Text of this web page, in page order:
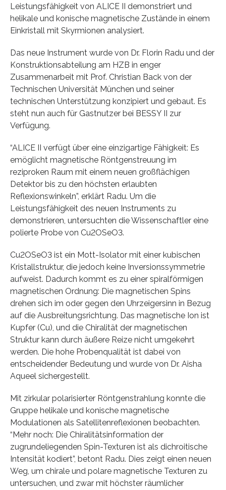
Leistungsfähigkeit von ALICE II demonstriert und
helikale und konische magnetische Zustände in einem
Einkristall mit Skyrmionen analysiert.
Das neue Instrument wurde von Dr. Florin Radu und der
Konstruktionsabteilung am HZB in enger
Zusammenarbeit mit Prof. Christian Back von der
Technischen Universität München und seiner
technischen Unterstützung konzipiert und gebaut. Es
steht nun auch für Gastnutzer bei BESSY II zur
Verfügung.
“ALICE II verfügt über eine einzigartige Fähigkeit: Es
emöglicht magnetische Röntgenstreuung im
reziproken Raum mit einem neuen großflächigen
Detektor bis zu den höchsten erlaubten
Reflexionswinkeln”, erklärt Radu. Um die
Leistungsfähigkeit des neuen Instruments zu
demonstrieren, untersuchten die Wissenschaftler eine
polierte Probe von Cu2OSeO3.
Cu2OSeO3 ist ein Mott-Isolator mit einer kubischen
Kristallstruktur, die jedoch keine Inversionssymmetrie
aufweist. Dadurch kommt es zu einer spiralförmigen
magnetischen Ordnung: Die magnetischen Spins
drehen sich im oder gegen den Uhrzeigersinn in Bezug
auf die Ausbreitungsrichtung. Das magnetische Ion ist
Kupfer (Cu), und die Chiralität der magnetischen
Struktur kann durch äußere Reize nicht umgekehrt
werden. Die hohe Probenqualität ist dabei von
entscheidender Bedeutung und wurde von Dr. Aisha
Aqueel sichergestellt.
Mit zirkular polarisierter Röntgenstrahlung konnte die
Gruppe helikale und konische magnetische
Modulationen als Satellitenreflexionen beobachten.
“Mehr noch: Die Chiralitätsinformation der
zugrundeliegenden Spin-Texturen ist als dichroitische
Intensität kodiert”, betont Radu. Dies zeigt einen neuen
Weg, um chirale und polare magnetische Texturen zu
untersuchen, und zwar mit höchster räumlicher